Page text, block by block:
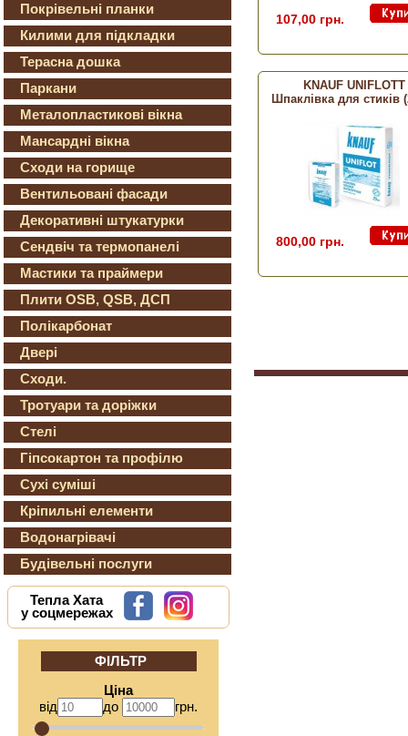
Покрівельні планки
Килими для підкладки
Терасна дошка
Паркани
Металопластикові вікна
Мансардні вікна
Сходи на горище
Вентильовані фасади
Декоративні штукатурки
Сендвіч та термопанелі
Мастики та праймери
Плити OSB, QSB, ДСП
Полікарбонат
Двері
Сходи.
Тротуари та доріжки
Стелі
Гіпсокартон та профілю
Сухі суміші
Кріпильні елементи
Водонагрівачі
Будівельні послуги
Тепла Хата
у соцмережах
ФІЛЬТР
Ціна
від
до грн.
107,00 грн.
KNAUF UNIFLOTT
Шпаклівка для стиків
800,00 грн.